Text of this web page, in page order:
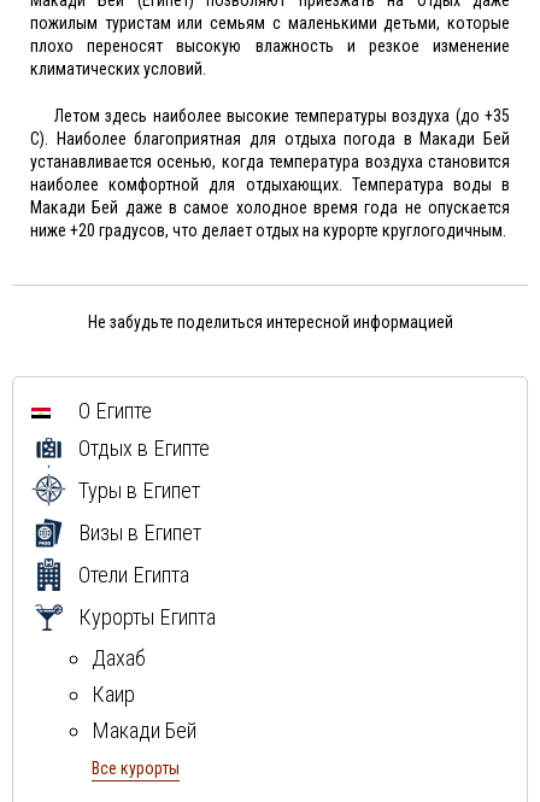
пожилым туристам или семьям с маленькими детьми, которые
плохо переносят высокую влажность и резкое изменение
климатических условий.
Летом здесь наиболее высокие температуры воздуха (до +35
С). Наиболее благоприятная для отдыха погода в Макади Бей
устанавливается осенью, когда температура воздуха становится
наиболее комфортной для отдыхающих. Температура воды в
Макади Бей даже в самое холодное время года не опускается
ниже +20 градусов, что делает отдых на курорте круглогодичным.
Не забудьте поделиться интересной информацией
О Египте
Отдых в Египте
Туры в Египет
Визы в Египет
Отели Египта
Курорты Египта
Дахаб
Каир
Макади Бей
Марса Алам
Все курорты